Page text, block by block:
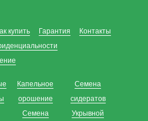
купить Гарантия
Контакты
Капельное
орошение
Семена
Семена
сидератов
Укрывной